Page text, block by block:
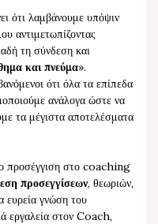
ότι λαμβάνουμε υπόψιν
αντιμετωπίζοντας
τη σύνδεση και
και πνεύμα».
ότι όλα τα επίπεδα
ανάλογα ώστε να
τα μέγιστα αποτελέσματα
προσέγγιση στο coaching
προσεγγίσεων, θεωριών,
ευρεία γνώση του
εργαλεία στον Coach,